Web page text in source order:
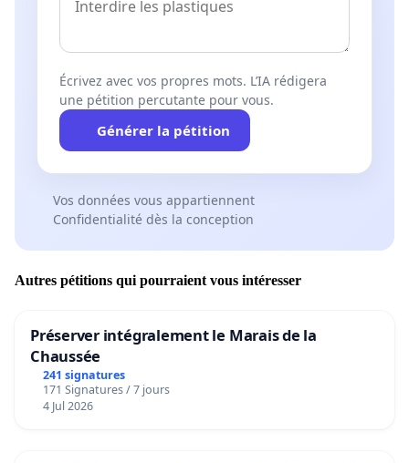
Écrivez avec vos propres mots. L’IA rédigera
une pétition percutante pour vous.
Générer la pétition
Vos données vous appartiennent
Confidentialité dès la conception
Autres pétitions qui pourraient vous intéresser
Préserver intégralement le Marais de la
Chaussée
241 signatures
171 Signatures / 7 jours
4 Jul 2026